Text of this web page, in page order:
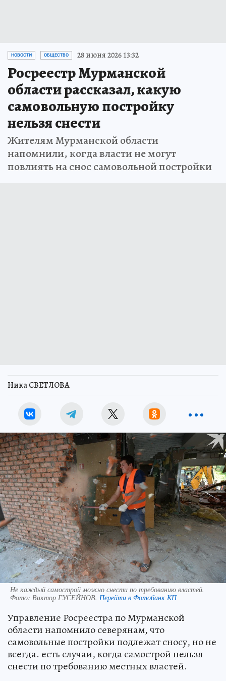
НОВОСТИ ОБЩЕСТВО 28 июня 2026 13:32
Росреестр Мурманской
области рассказал, какую
самовольную постройку
нельзя снести
Жителям Мурманской области
напомнили, когда власти не могут
повлиять на снос самовольной постройки
Ника СВЕТЛОВА
Не каждый самострой можно снести по требованию властей.
Фото: Виктор ГУСЕЙНОВ. Перейти в Фотобанк КП
Управление Росреестра по Мурманской
области напомнило северянам, что
самовольные постройки подлежат сносу, но не
всегда. есть случаи, когда самострой нельзя
снести по требованию местных властей.